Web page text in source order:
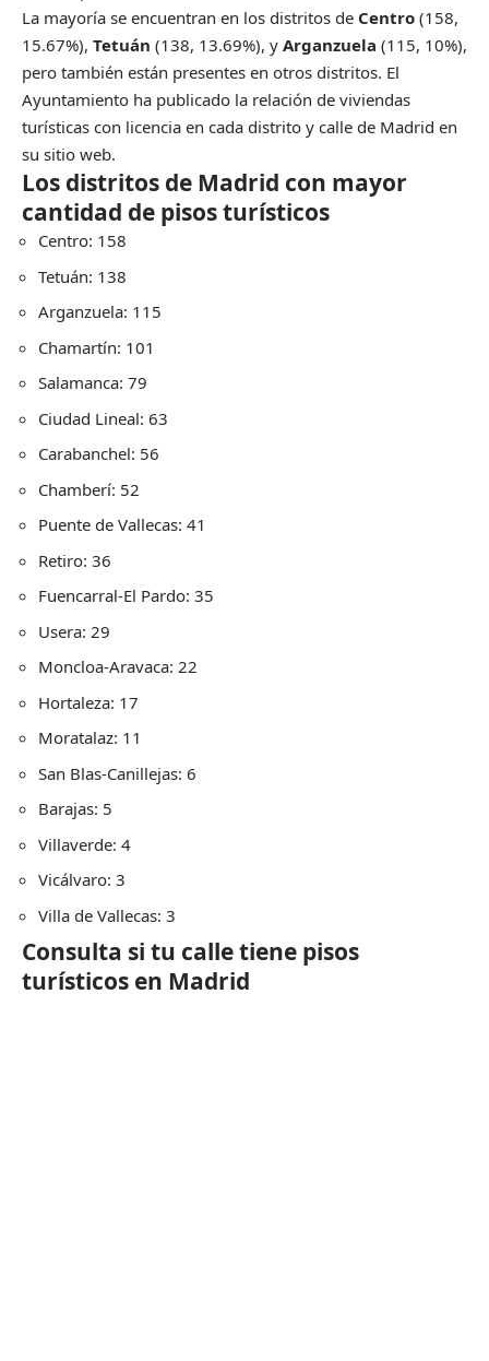
La mayoría se encuentran en los distritos de Centro (158,
15.67%), Tetuán (138, 13.69%), y Arganzuela (115, 10%),
pero también están presentes en otros distritos. El
Ayuntamiento ha publicado la relación de viviendas
turísticas con licencia en cada distrito y calle de Madrid en
su sitio web.
Los distritos de Madrid con mayor
cantidad de pisos turísticos
Centro: 158
Tetuán: 138
Arganzuela: 115
Chamartín: 101
Salamanca: 79
Ciudad Lineal: 63
Carabanchel: 56
Chamberí: 52
Puente de Vallecas: 41
Retiro: 36
Fuencarral-El Pardo: 35
Usera: 29
Moncloa-Aravaca: 22
Hortaleza: 17
Moratalaz: 11
San Blas-Canillejas: 6
Barajas: 5
Villaverde: 4
Vicálvaro: 3
Villa de Vallecas: 3
Consulta si tu calle tiene pisos
turísticos en Madrid